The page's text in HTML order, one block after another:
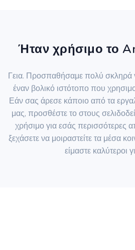
Ήταν χρήσιμο το
Γεια. Προσπαθήσαμε πολύ σκληρά
έναν βολικό ιστότοπο που
Εάν σας άρεσε κάποιο από τα
μας, προσθέστε το στους
χρήσιμο για εσάς περισσότερες
ξεχάσετε να μοιραστείτε τα μέσα
είμαστε καλύτεροι